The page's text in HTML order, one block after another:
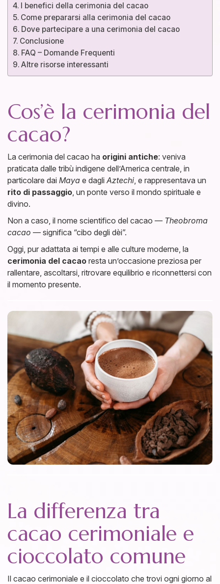
I benefici della cerimonia del cacao
Come prepararsi alla cerimonia del cacao
Dove partecipare a una cerimonia del cacao
Conclusione
FAQ – Domande Frequenti
Altre risorse interessanti
Cos’è la cerimonia del
cacao?
La cerimonia del cacao ha origini antiche: veniva
praticata dalle tribù indigene dell’America centrale, in
particolare dai Maya e dagli Aztechi , e rappresentava un
rito di passaggio , un ponte verso il mondo spirituale e
divino.
Non a caso, il nome scientifico del cacao — Theobroma
cacao — significa “cibo degli dèi”.
Oggi, pur adattata ai tempi e alle culture moderne, la
cerimonia del cacao resta un’occasione preziosa per
rallentare, ascoltarsi, ritrovare equilibrio e riconnettersi con
il momento presente.
La differenza tra
cacao cerimoniale e
cioccolato comune
Il cacao cerimoniale e il cioccolato che trovi ogni giorno al